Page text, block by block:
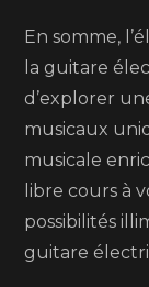
En somme,
la guitare
d’explorer
musicaux
musicale
libre cours à
possibilités
guitare